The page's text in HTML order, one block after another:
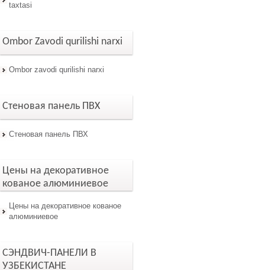
taxtasi
Ombor Zavodi qurilishi narxi
Ombor zavodi qurilishi narxi
Стеновая панель ПВХ
Стеновая панель ПВХ
Цены на декоративное
кованое алюминиевое
Цены на декоративное кованое
алюминиевое
СЭНДВИЧ-ПАНЕЛИ В
УЗБЕКИСТАНЕ